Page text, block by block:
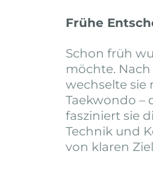
Frühe
Schon früh
möchte.
wechselte sie
Taekwondo –
fasziniert sie
Technik und
von klaren